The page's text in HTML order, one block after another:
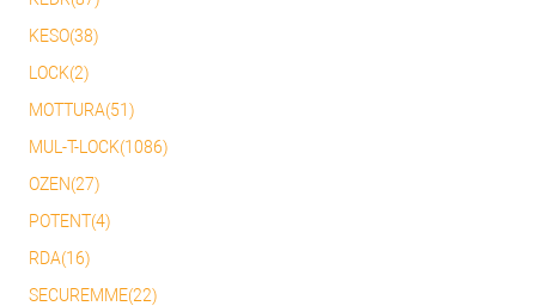
KESO(38)
LOCK(2)
MOTTURA(51)
MUL-T-LOCK(1086)
OZEN(27)
POTENT(4)
RDA(16)
SECUREMME(22)